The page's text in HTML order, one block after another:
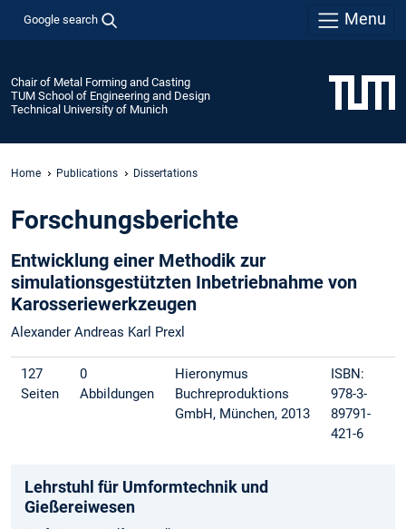
Google search Menu
Chair of Metal Forming and Casting
TUM School of Engineering and Design
Technical University of Munich
Home Publications Dissertations
Forschungsberichte
Entwicklung einer Methodik zur
simulationsgestützten Inbetriebnahme von
Karosseriewerkzeugen
Alexander Andreas Karl Prexl
127
Seiten
0
Abbildungen
Hieronymus
Buchreproduktions
GmbH, München, 2013
ISBN:
978-3-
89791-
421-6
Lehrstuhl für Umformtechnik und
Gießereiwesen